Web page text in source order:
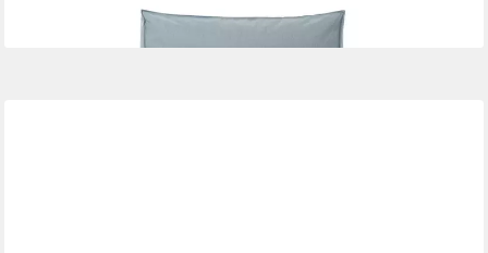
+7